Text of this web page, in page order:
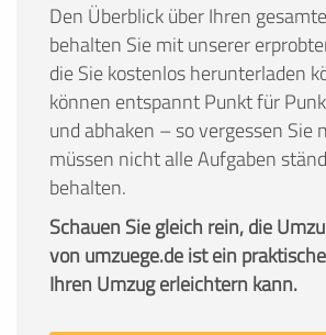
Den Überblick über Ihren
behalten Sie mit unserer
die Sie kostenlos herunterladen
können entspannt Punkt für
und abhaken – so vergessen Sie
müssen nicht alle Aufgaben
behalten.
Schauen Sie gleich rein, die
von umzuege.de ist ein
Ihren Umzug erleichtern kann.